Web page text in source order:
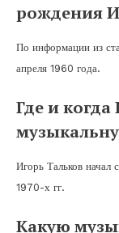
рождения
По информации из
апреля 1960 года.
Где и
Игорь Тальков начал
1970-х гг.
Какую